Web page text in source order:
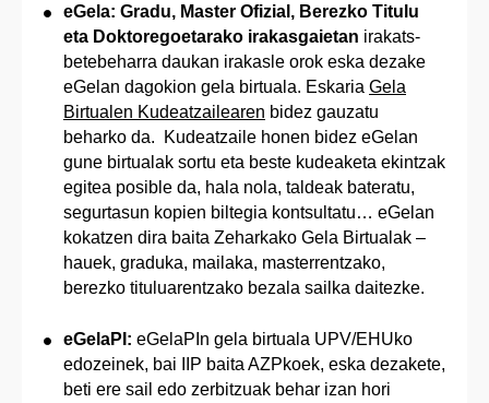
eGela: Gradu, Master Ofizial, Berezko Titulu
eta Doktoregoetarako irakasgaietan irakats-
betebeharra daukan irakasle orok eska dezake
eGelan dagokion gela birtuala. Eskaria Gela
Birtualen Kudeatzailearen bidez gauzatu
beharko da. Kudeatzaile honen bidez eGelan
gune birtualak sortu eta beste kudeaketa ekintzak
egitea posible da, hala nola, taldeak bateratu,
segurtasun kopien biltegia kontsultatu… eGelan
kokatzen dira baita Zeharkako Gela Birtualak –
hauek, graduka, mailaka, masterrentzako,
berezko tituluarentzako bezala sailka daitezke.
eGelaPI: eGelaPIn gela birtuala UPV/EHUko
edozeinek, bai IIP baita AZPkoek, eska dezakete,
beti ere sail edo zerbitzuak behar izan hori